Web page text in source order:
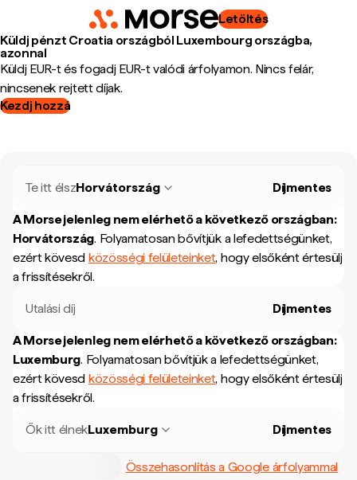
Letöltés
Küldj pénzt Croatia országból Luxembourg országba,
azonnal
Küldj EUR-t és fogadj EUR-t valódi árfolyamon. Nincs felár,
nincsenek rejtett díjak.
Kezdj hozzá
Te itt élszHorvátország Díjmentes
A Morse jelenleg nem elérhető a következő országban:
Horvátország. Folyamatosan bővítjük a lefedettségünket,
ezért kövesd közösségi felületeinket, hogy elsőként értesülj
a frissítésekről.
Utalási díj Díjmentes
A Morse jelenleg nem elérhető a következő országban:
Luxemburg. Folyamatosan bővítjük a lefedettségünket,
ezért kövesd közösségi felületeinket, hogy elsőként értesülj
a frissítésekről.
Ők itt élnekLuxemburg Díjmentes
Összehasonlítás a Google árfolyammal